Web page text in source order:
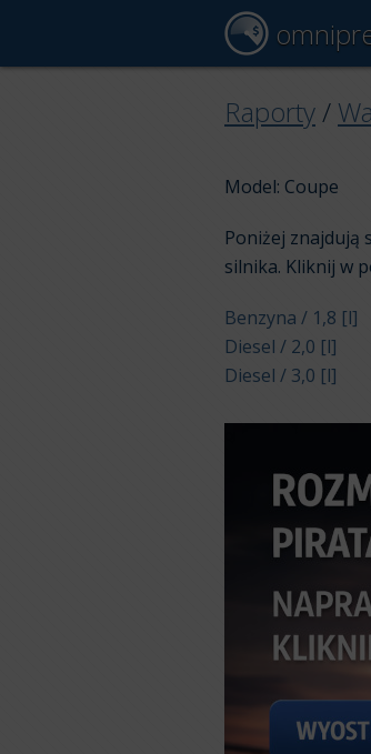
Raporty /
Model: Coupe
Poniżej znajdują
silnika. Kliknij w
Benzyna / 1,8 [l]
Diesel / 2,0 [l]
Diesel / 3,0 [l]